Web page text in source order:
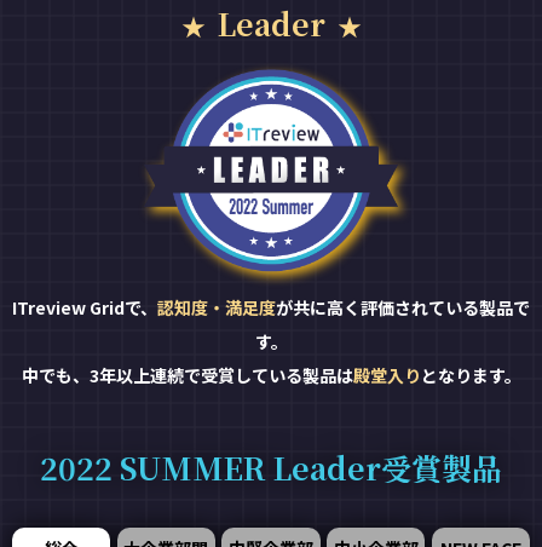
Leader
ITreview Gridで、 認知度・満足度が共に高く評価されている製品で
す。
中でも、3年以上連続で受賞している製品は殿堂入り となります。
2022 SUMMER Leader受賞製品